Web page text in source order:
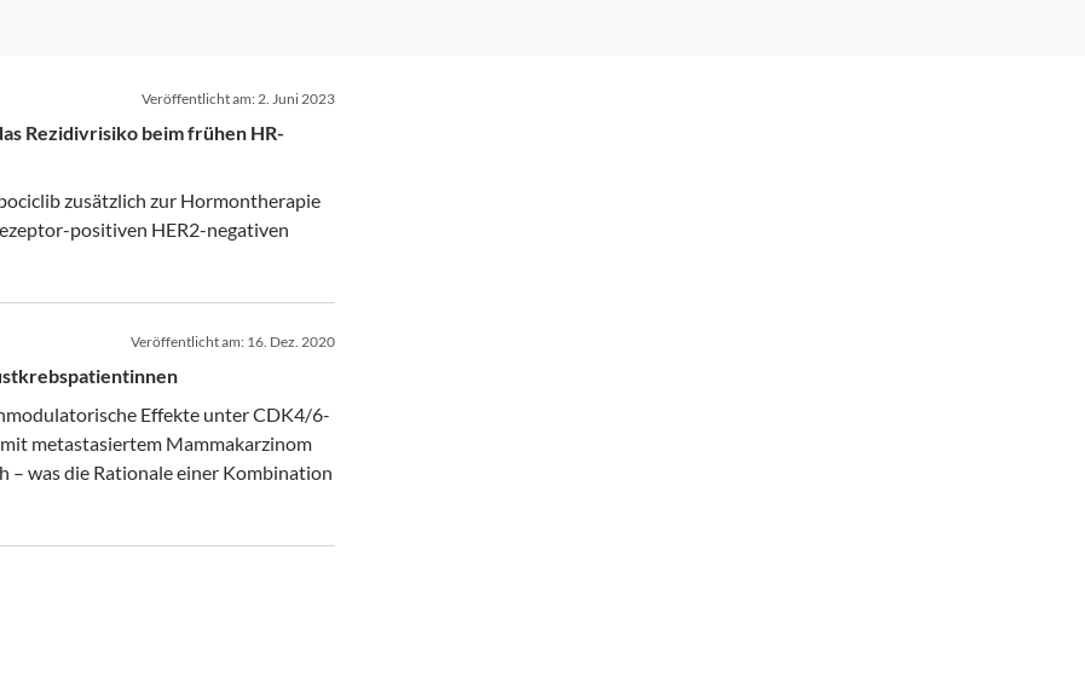
Veröffentlicht am: 2. Juni 2023
Rezidivrisiko beim frühen HR-
zusätzlich zur Hormontherapie
positiven HER2-negativen
Veröffentlicht am: 16. Dez. 2020
Effekte unter CDK4/6-
metastasiertem Mammakarzinom
– was die Rationale einer Kombination